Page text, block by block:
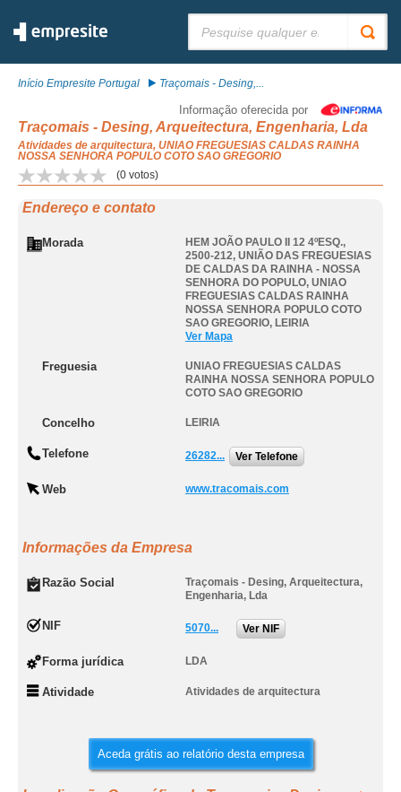
Início Empresite Portugal Traçomais - Desing,...
Informação oferecida por
Traçomais - Desing, Arqueitectura, Engenharia, Lda
Atividades de arquitectura, UNIAO FREGUESIAS CALDAS RAINHA
NOSSA SENHORA POPULO COTO SAO GREGORIO
(0 votos)
Endereço e contato
Morada
HEM JOÃO PAULO II 12 4ºESQ.,
2500-212, UNIÃO DAS FREGUESIAS
DE CALDAS DA RAINHA - NOSSA
SENHORA DO POPULO, UNIAO
FREGUESIAS CALDAS RAINHA
NOSSA SENHORA POPULO COTO
SAO GREGORIO, LEIRIA
Ver Mapa
Freguesia
UNIAO FREGUESIAS CALDAS
RAINHA NOSSA SENHORA POPULO
COTO SAO GREGORIO
Concelho LEIRIA
Telefone 26282... Ver Telefone
Web www.tracomais.com
Informações da Empresa
Razão Social
Traçomais - Desing, Arqueitectura,
Engenharia, Lda
NIF 5070... Ver NIF
Forma jurídica LDA
Atividade Atividades de arquitectura
Aceda grátis ao relatório desta empresa